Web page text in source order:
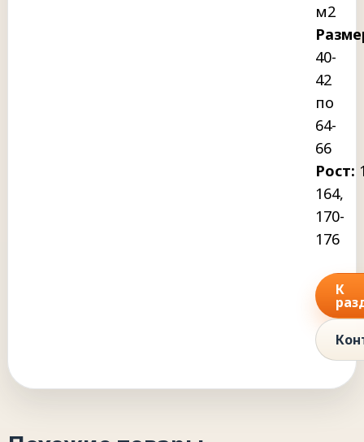
м2
40-
42
по
64-
66
Рост:
164,
170-
176
К